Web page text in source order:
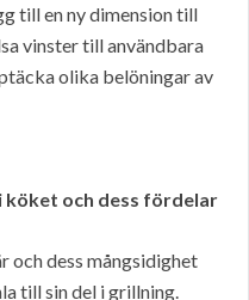
till en ny dimension till
vinster till användbara
olika belöningar av
köket och dess fördelar
och dess mångsidighet
till sin del i grillning.